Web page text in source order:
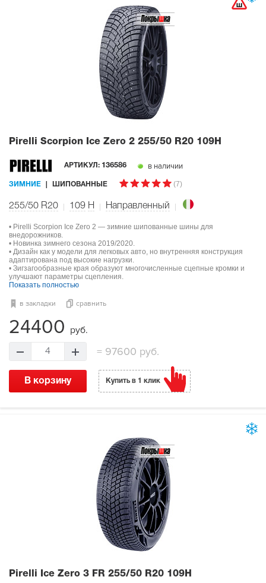
Pirelli Scorpion Ice Zero 2 255/50 R20 109H
АРТИКУЛ: 136586 в наличии
ЗИМНИЕ ШИПОВАННЫЕ (7)
255/50 R20 109 H Направленный
• Pirelli Scorpion Ice Zero 2 — зимние шипованные шины для
внедорожников.
• Новинка зимнего сезона 2019/2020.
• Дизайн как у модели для легковых авто, но внутренняя конструкция
адаптирована под высокие нагрузки.
• Зигзагообразные края образуют многочисленные сцепные кромки и
улучшают параметры сцепления.
Показать полностью
в закладки сравнить
24400 руб.
4 = 97600 руб.
В корзину Купить в 1 клик
Pirelli Ice Zero 3 FR 255/50 R20 109H